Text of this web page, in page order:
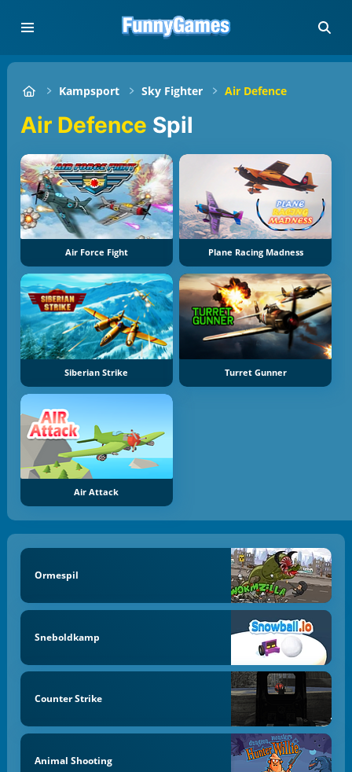
Kampsport Sky Fighter Air Defence
Air Defence Spil
Air Force Fight Plane Racing Madness
Siberian Strike Turret Gunner
Air Attack
Ormespil
Sneboldkamp
Counter Strike
Animal Shooting